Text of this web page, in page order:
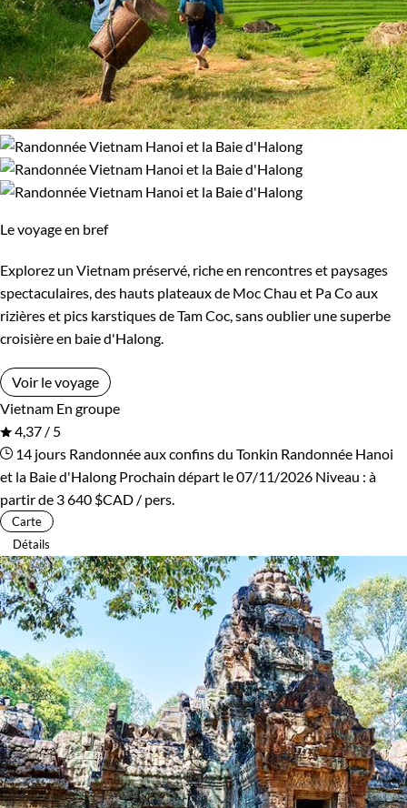
Le voyage en bref
Explorez un Vietnam préservé, riche en rencontres et paysages
spectaculaires, des hauts plateaux de Moc Chau et Pa Co aux
rizières et pics karstiques de Tam Coc, sans oublier une superbe
croisière en baie d'Halong.
Voir le voyage
Vietnam En groupe
4,37 / 5
14 jours Randonnée aux confins du Tonkin Randonnée Hanoi
et la Baie d'Halong Prochain départ le 07/11/2026 Niveau : à
partir de 3 640 $CAD / pers.
Carte
Détails